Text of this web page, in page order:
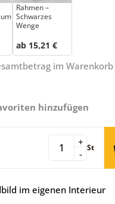
Rahmen –
Schwarzes
Wenge
ab 15,21 €
im
hinzufügen
-
+ St
im eigenen Interieur